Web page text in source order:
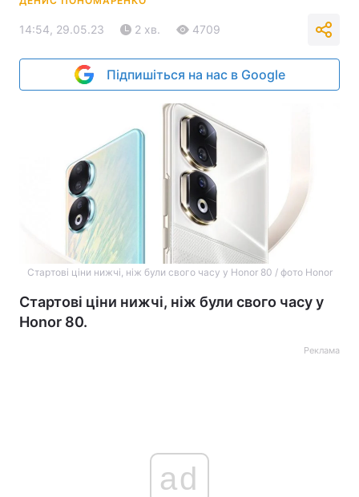
14:54, 29.05.23 2 хв. 4709
Підпишіться на нас в Google
Стартові ціни нижчі, ніж були свого часу у Honor 80 / фото Honor
Стартові ціни нижчі, ніж були свого часу у
Honor 80.
Реклама
ad